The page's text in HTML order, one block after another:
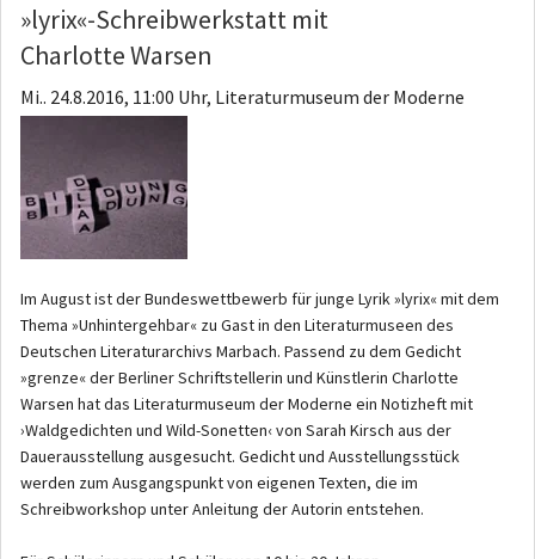
»lyrix«-Schreibwerkstatt mit
Charlotte Warsen
Mi.. 24.8.2016, 11:00 Uhr, Literaturmuseum der Moderne
Im August ist der Bundeswettbewerb für junge Lyrik »lyrix« mit dem
Thema »Unhintergehbar« zu Gast in den Literaturmuseen des
Deutschen Literaturarchivs Marbach. Passend zu dem Gedicht
»grenze« der Berliner Schriftstellerin und Künstlerin Charlotte
Warsen hat das Literaturmuseum der Moderne ein Notizheft mit
›Waldgedichten und Wild-Sonetten‹ von Sarah Kirsch aus der
Dauerausstellung ausgesucht. Gedicht und Ausstellungsstück
werden zum Ausgangspunkt von eigenen Texten, die im
Schreibworkshop unter Anleitung der Autorin entstehen.